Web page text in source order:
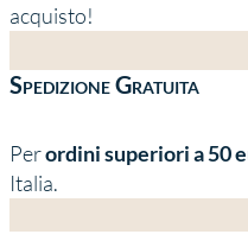
acquisto!
Spedizione Gratuita
Perordini superiori a 50
Italia.